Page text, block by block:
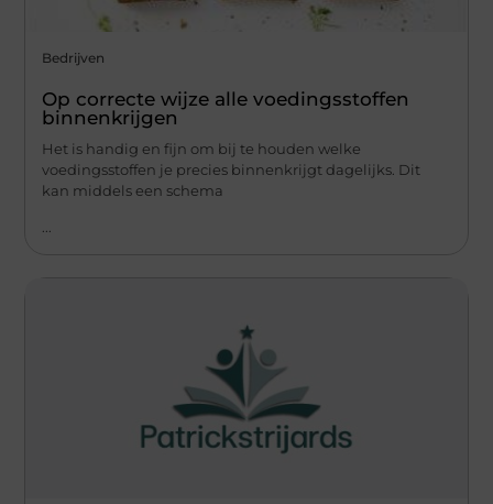
Bedrijven
Op correcte wijze alle voedingsstoffen
binnenkrijgen
Het is handig en fijn om bij te houden welke
voedingsstoffen je precies binnenkrijgt dagelijks. Dit
kan middels een schema
...